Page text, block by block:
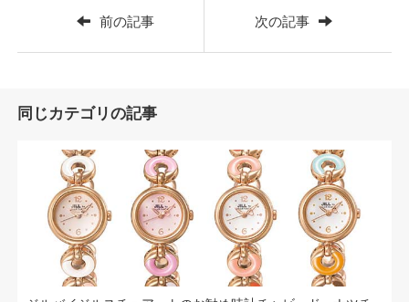
前の記事 次の記事
同じカテゴリの記事